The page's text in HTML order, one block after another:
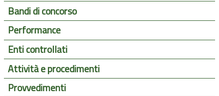
Bandi di concorso
Performance
Enti controllati
Attività e procedimenti
Provvedimenti